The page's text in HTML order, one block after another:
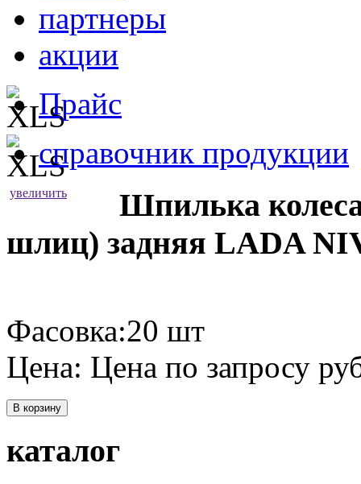
партнеры
акции
Прайс
справочник продукции
увеличить
Шпилька
шлиц) задняя LADA
Фасовка:20 шт
Цена: Цена по запросу
В корзину
каталог